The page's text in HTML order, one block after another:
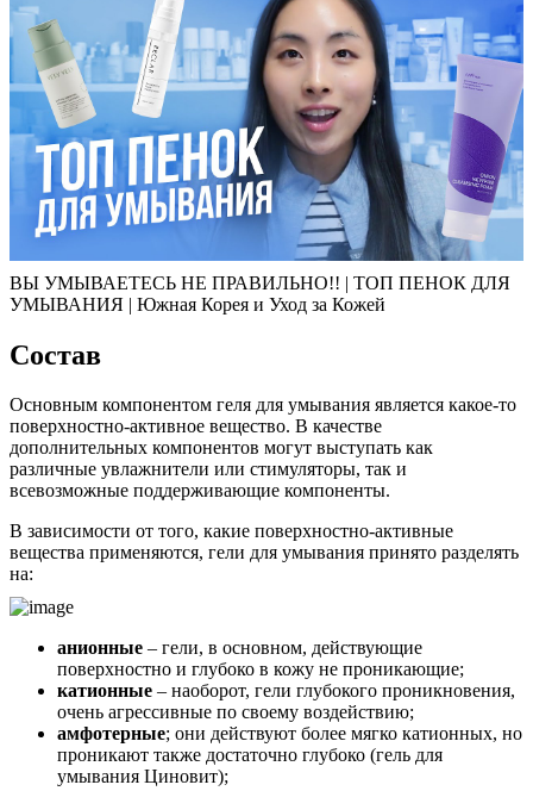
ВЫ УМЫВАЕТЕСЬ НЕ ПРАВИЛЬНО!! | ТОП ПЕНОК ДЛЯ
УМЫВАНИЯ | Южная Корея и Уход за Кожей
Состав
Основным компонентом геля для умывания является какое-то
поверхностно-активное вещество. В качестве
дополнительных компонентов могут выступать как
различные увлажнители или стимуляторы, так и
всевозможные поддерживающие компоненты.
В зависимости от того, какие поверхностно-активные
вещества применяются, гели для умывания принято разделять
на:
анионные – гели, в основном, действующие
поверхностно и глубоко в кожу не проникающие;
катионные – наоборот, гели глубокого проникновения,
очень агрессивные по своему воздействию;
амфотерные; они действуют более мягко катионных, но
проникают также достаточно глубоко (гель для
умывания Циновит);